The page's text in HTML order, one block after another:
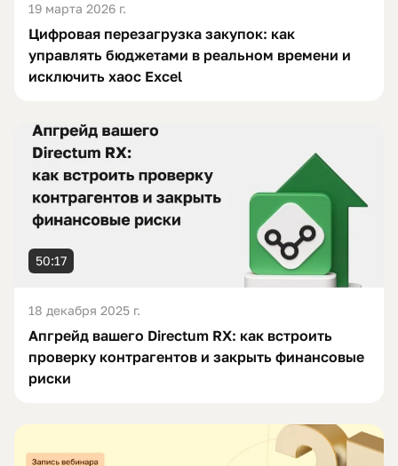
19 марта 2026 г.
Цифровая перезагрузка закупок: как
управлять бюджетами в реальном времени и
исключить хаос Excel
50:17
18 декабря 2025 г.
Апгрейд вашего Directum RX: как встроить
проверку контрагентов и закрыть финансовые
риски